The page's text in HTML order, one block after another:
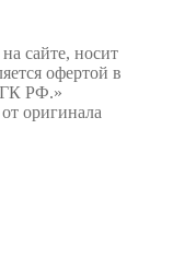
сайте, носит
офертой в
ГК РФ.»
оригинала